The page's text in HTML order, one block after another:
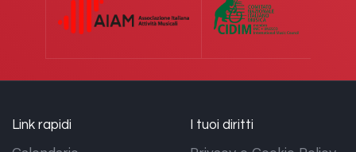
Link rapidi I tuoi diritti